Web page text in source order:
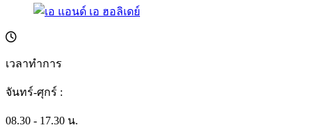
เวลาทำการ
จันทร์-ศุกร์ :
08.30 - 17.30 น.